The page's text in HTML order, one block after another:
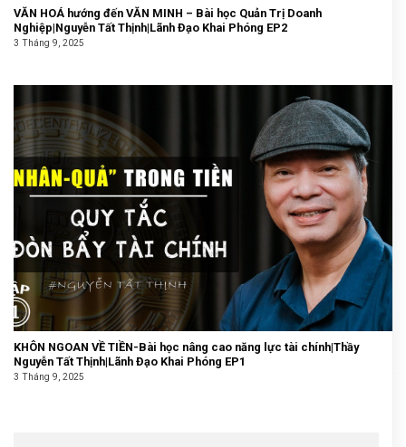
VĂN HOÁ hướng đến VĂN MINH – Bài học Quản Trị Doanh
Nghiệp|Nguyễn Tất Thịnh|Lãnh Đạo Khai Phóng EP2
3 Tháng 9, 2025
KHÔN NGOAN VỀ TIỀN-Bài học nâng cao năng lực tài chính|Thầy
Nguyễn Tất Thịnh|Lãnh Đạo Khai Phóng EP1
3 Tháng 9, 2025